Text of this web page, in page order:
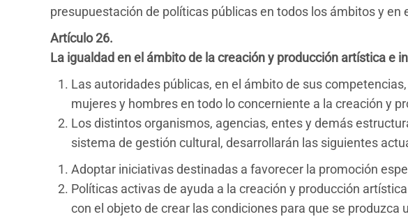
presupuestación de políticas públicas en todos los ámbitos y
Artículo 26.
La igualdad en el ámbito de la creación y producción artística e
Las autoridades públicas, en el ámbito de sus
mujeres y hombres en todo lo concerniente a la creación y
Los distintos organismos, agencias, entes y demás
sistema de gestión cultural, desarrollarán las siguientes
Adoptar iniciativas destinadas a favorecer la promoción
Políticas activas de ayuda a la creación y producción
con el objeto de crear las condiciones para que se